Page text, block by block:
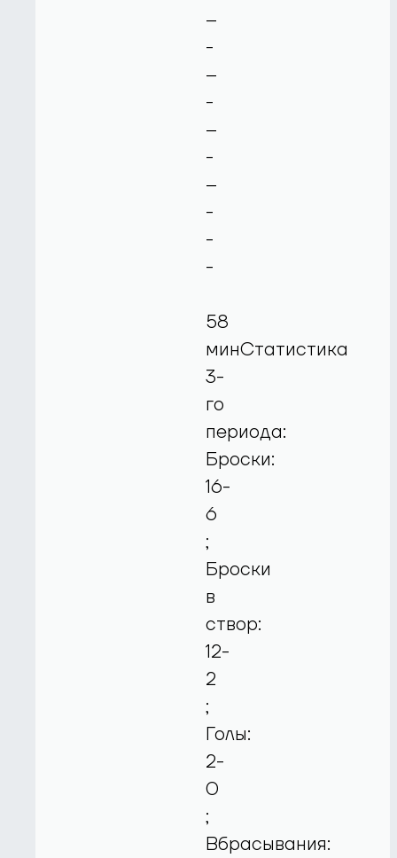
--
-
--
-
--
-
--
-
-
-
58
минСтатистика
3-
го
периода:
Броски:
16-
6
;
Броски
в
створ:
12-
2
;
Голы:
2-
0
;
Вбрасывания: